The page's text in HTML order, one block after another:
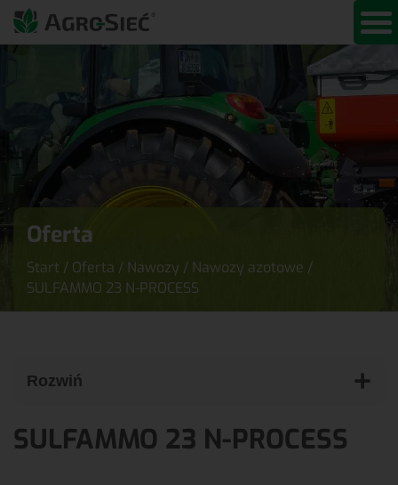
Oferta
Start / Oferta / Nawozy / Nawozy azotowe /
SULFAMMO 23 N-PROCESS
Rozwiń
SULFAMMO 23 N-PROCESS